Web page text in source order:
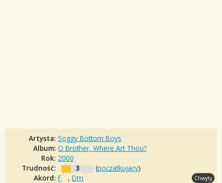
Artysta: Soggy Bottom Boys
Album: O Brother, Where Art Thou?
Rok: 2000
Trudność:
3 (poczatkujacy)
Akord: F , Dm Chwyty